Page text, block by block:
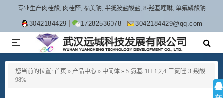
专业生产肉桂酸, 肉桂醛, 福美钠, 半胱胺盐酸盐, 8-羟基喹啉, 单氟磷酸钠
3042184429 17282536078 3042184429@qq.com
TOGGLE
NAVIGATION
您当前的位置: 首页 » 产品中心 » 中间体 » 5-氨基-1H-1,2,4-三氮唑-3-羧酸
98%